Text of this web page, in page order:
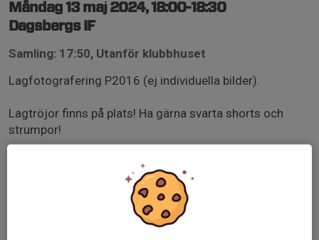
Måndag 13 maj 2024, 18:00-18:30
Dagsbergs IF
Samling: 17:50, Utanför klubbhuset
Lagfotografering P2016 (ej individuella bilder).
Lagtröjor finns på plats! Ha gärna svarta shorts och
strumpor!
Observera att fotolapp måste fyllas i och signeras av
målsman innan fotograferingen. Vi ledare delar ut
fotolapparna på plats så kom i tid!
Vi vill gärna att så många som möjligt från laget är med